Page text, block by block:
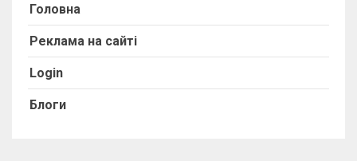
Головна
Реклама на сайті
Login
Блоги